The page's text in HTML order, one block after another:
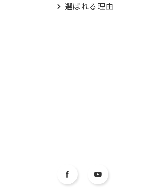
選ばれる理由